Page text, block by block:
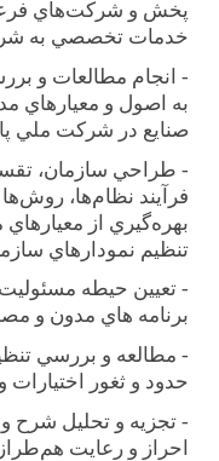
پخش و شركت‌هاي فرعي
خدمات تخصصي به
- انجام مطالعات و
به اصول و معيارهاي
صنايع در شركت ملي
- طراحي سازمان،
فرآيند نظام‌ها، روش‌ها
بهره‌گيري از
تنظيم نمودارهاي
- تعيين حيطه
برنامه هاي مدون و
- مطالعه و بررسي
حدود و ثغور
- تجزيه و تحليل شرح
احراز و رعايت